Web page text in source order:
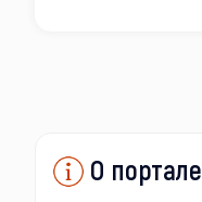
О портале